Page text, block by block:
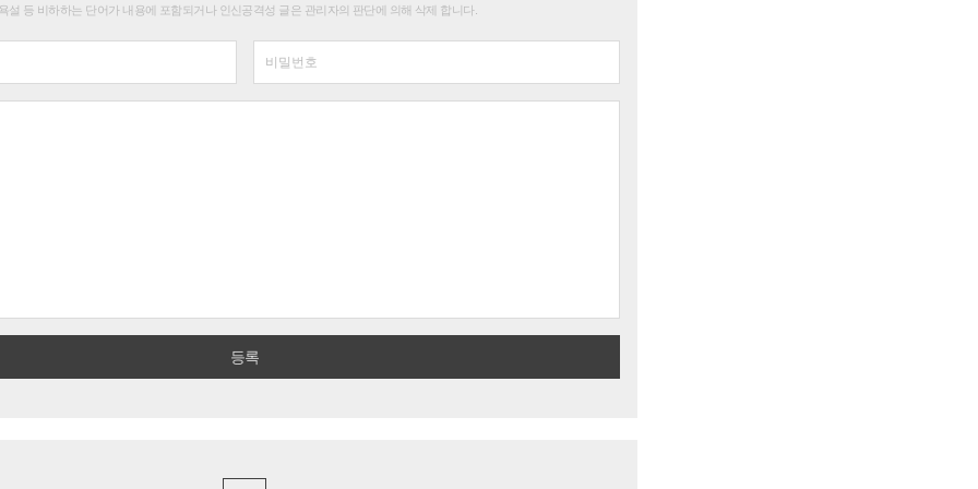
설 등 비하하는 단어가 내용에 포함되거나 인신공격성 글은 관리자의 판단에 의해 삭제 합니다.